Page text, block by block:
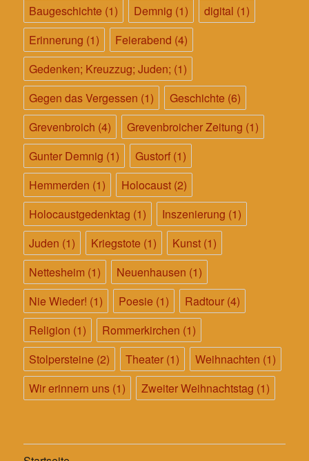
Baugeschichte (1) Demnig (1) digital (1)
Erinnerung (1) Feierabend (4)
Gedenken; Kreuzzug; Juden; (1)
Gegen das Vergessen (1) Geschichte (6)
Grevenbroich (4) Grevenbroicher Zeitung (1)
Gunter Demnig (1) Gustorf (1)
Hemmerden (1) Holocaust (2)
Holocaustgedenktag (1) Inszenierung (1)
Juden (1) Kriegstote (1) Kunst (1)
Nettesheim (1) Neuenhausen (1)
Nie Wieder! (1) Poesie (1) Radtour (4)
Religion (1) Rommerkirchen (1)
Stolpersteine (2) Theater (1) Weihnachten (1)
Wir erinnern uns (1) Zweiter Weihnachtstag (1)